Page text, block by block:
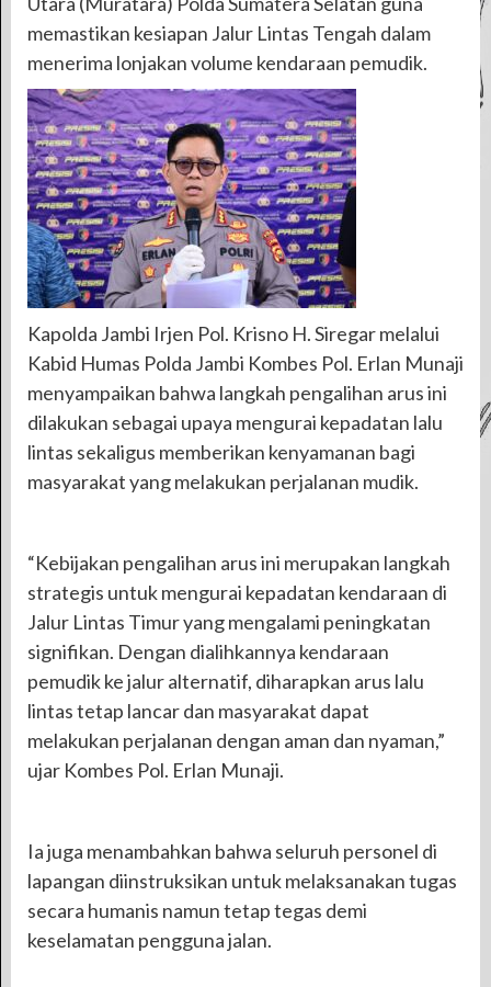
memastikan kesiapan Jalur Lintas Tengah dalam
menerima lonjakan volume kendaraan pemudik.
Kapolda Jambi Irjen Pol. Krisno H. Siregar melalui
Kabid Humas Polda Jambi Kombes Pol. Erlan Munaji
menyampaikan bahwa langkah pengalihan arus ini
dilakukan sebagai upaya mengurai kepadatan lalu
lintas sekaligus memberikan kenyamanan bagi
masyarakat yang melakukan perjalanan mudik.
“Kebijakan pengalihan arus ini merupakan langkah
strategis untuk mengurai kepadatan kendaraan di
Jalur Lintas Timur yang mengalami peningkatan
signifikan. Dengan dialihkannya kendaraan
pemudik ke jalur alternatif, diharapkan arus lalu
lintas tetap lancar dan masyarakat dapat
melakukan perjalanan dengan aman dan nyaman,”
ujar Kombes Pol. Erlan Munaji.
Ia juga menambahkan bahwa seluruh personel di
lapangan diinstruksikan untuk melaksanakan tugas
secara humanis namun tetap tegas demi
keselamatan pengguna jalan.